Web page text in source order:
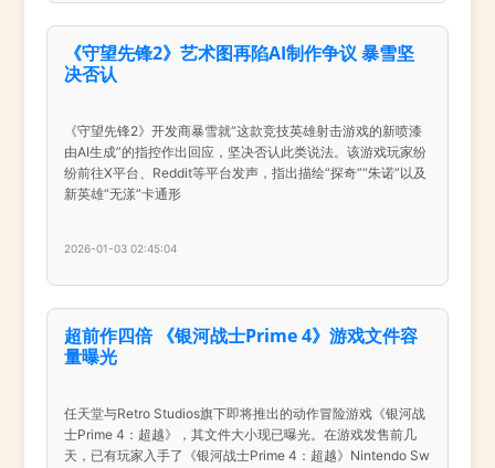
《守望先锋2》艺术图再陷AI制作争议 暴雪坚
决否认
《守望先锋2》开发商暴雪就“这款竞技英雄射击游戏的新喷漆
由AI生成”的指控作出回应，坚决否认此类说法。该游戏玩家纷
纷前往X平台、Reddit等平台发声，指出描绘“探奇”“朱诺”以及
新英雄“无漾”卡通形
2026-01-03 02:45:04
超前作四倍 《银河战士Prime 4》游戏文件容
量曝光
任天堂与Retro Studios旗下即将推出的动作冒险游戏《银河战
士Prime 4：超越》，其文件大小现已曝光。在游戏发售前几
天，已有玩家入手了《银河战士Prime 4：超越》Nintendo Sw